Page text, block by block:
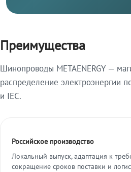
Преимущества
Шинопроводы METAENERGY —
распределение электроэнергии
и IEC.
Российское производство
Локальный выпуск, адаптация к
сокращение сроков поставки и